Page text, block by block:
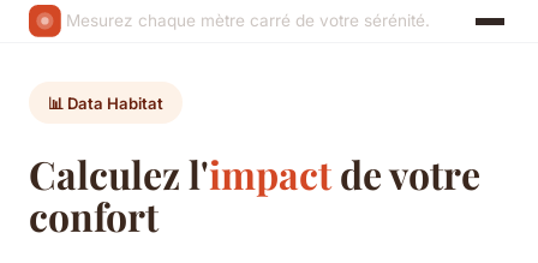
Mesurez chaque mètre carré de votre sérénité.
📊 Data Habitat
Calculez l'impactde votre
confort